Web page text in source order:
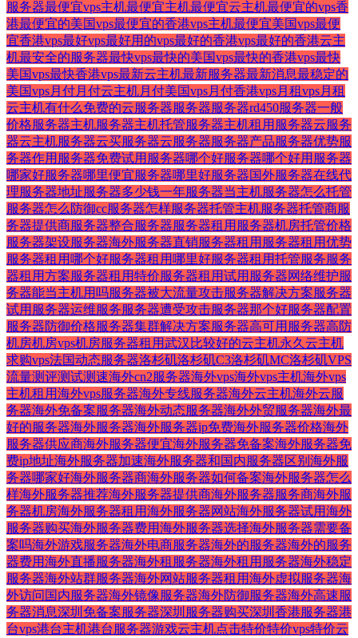
服务器最便宜vps主机最便宜主机最便宜云主机最便宜的vps香
港最便宜的美国vps最便宜的香港vps主机最便宜美国vps最便
宜香港vps最好vps最好用的vps最好的香港vps最好的香港云主
机最安全的服务器最快vps最快的美国vps最快的香港vps最快
美国vps最快香港vps最新云主机最新服务器最新消息最稳定的
美国vps月付月付云主机月付美国vps月付香港vps月租vps月租
云主机有什么免费的云服务器服务器服务器rd450服务器一般
价格服务器主机服务器主机托管服务器主机租用 服务器云服务
器云主机服务器云买服务器云服务器服务器产品服务器优势服
务器作用 服务器免费试用 服务器哪个好服务器哪个好用 服务器
哪家好服务器哪里便宜服务器哪里好服务器国外服务器在线代
理服务器地址服务器多少钱一年服务器当主机服务器怎么托管
服务器怎么防御cc服务器怎样服务器托管主机服务器托管商服
务器提供商服务器整合服务器服务器租用 服务器机房托管价格
服务器架设服务器海外服务器直销服务器租用 服务器租用优势
服务器租用哪个好服务器租用哪里好服务器租用托管服务服务
器租用方案服务器租用特价服务器租用试用 服务器网络维护服
务器能当主机用吗服务器被大流量攻击服务器解决方案服务器
试用 服务器运维服务服务器遭受攻击服务器那个好服务器配置
服务器防御价格服务器集群解决方案服务器高可用 服务器高防
机房机房vps机房服务器租用武汉 比较好的云主机永久云主机
求购vps法国动态服务器洛杉矶洛杉矶C3洛杉矶MC洛杉矶VPS
流量测评测试测速海外cn2服务器海外vps海外vps主机海外vps
主机租用海外vps服务器海外专线服务器海外云主机海外云服
务器海外免备案服务器海外动态服务器海外外贸服务器海外最
好的服务器海外服务器海外服务器ip免费海外服务器价格海外
服务器供应商海外服务器便宜海外服务器免备案海外服务器免
费ip地址海外服务器加速海外服务器和国内服务器区别 海外服
务器哪家好海外服务器商海外服务器如何备案海外服务器怎么
样海外服务器推荐海外服务器提供商海外服务器服务商海外服
务器机房海外服务器租用海外服务器网站海外服务器试用海外
服务器购买海外服务器费用海外服务器选择海外服务器需要备
案吗海外游戏服务器海外电商服务器海外的服务器海外的服务
器费用海外直播服务器海外租服务器海外租用服务器海外稳定
服务器海外站群服务器海外网站服务器租用海外虚拟服务器海
外访问国内服务器海外镜像服务器海外防御服务器海外高速服
务器消息深圳免备案服务器深圳服务器购买深圳香港服务器港
台vps港台主机港台服务器游戏云主机点击特价特价vps特价云